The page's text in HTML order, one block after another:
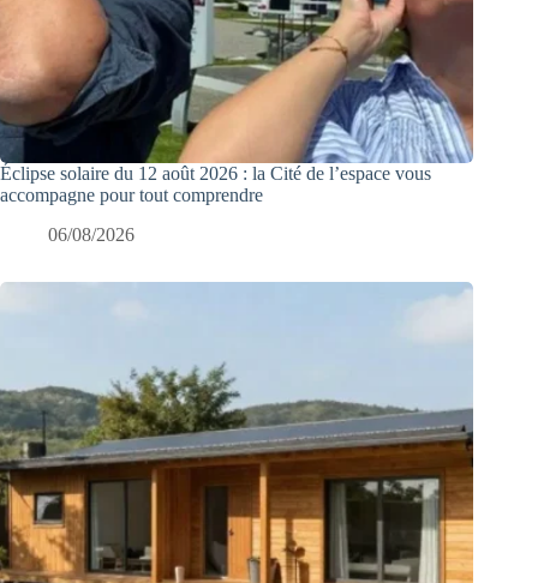
Éclipse solaire du 12 août 2026 : la Cité de l’espace vous
accompagne pour tout comprendre
06/08/2026